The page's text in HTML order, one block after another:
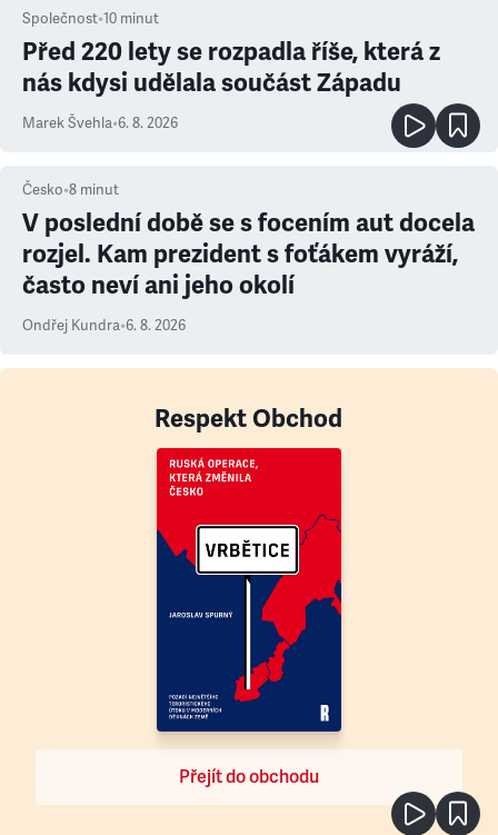
Společnost•10 minut
Před 220 lety se rozpadla říše, která z
nás kdysi udělala součást Západu
Marek Švehla•6. 8. 2026
Česko•8 minut
V poslední době se s focením aut docela
rozjel. Kam prezident s foťákem vyráží,
často neví ani jeho okolí
Ondřej Kundra•6. 8. 2026
Respekt Obchod
Přejít do obchodu